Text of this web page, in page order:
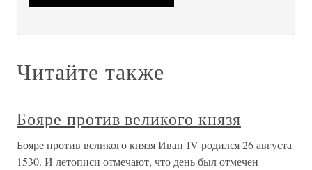
Читайте также
Бояре против великого князя
Бояре против великого князя Иван IV родился 26 августа
1530. И летописи отмечают, что день был отмечен